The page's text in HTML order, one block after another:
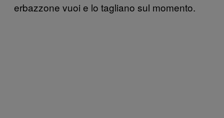
erbazzone vuoi e lo tagliano sul momento.